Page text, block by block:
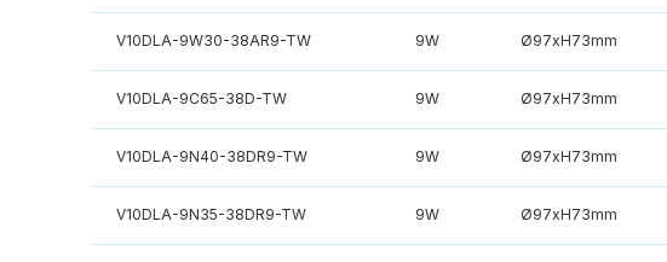
V10DLA-9W30-38AR9-TW 9W Ø97xH73mm
V10DLA-9C65-38D-TW 9W Ø97xH73mm
V10DLA-9N40-38DR9-TW 9W Ø97xH73mm
V10DLA-9N35-38DR9-TW 9W Ø97xH73mm